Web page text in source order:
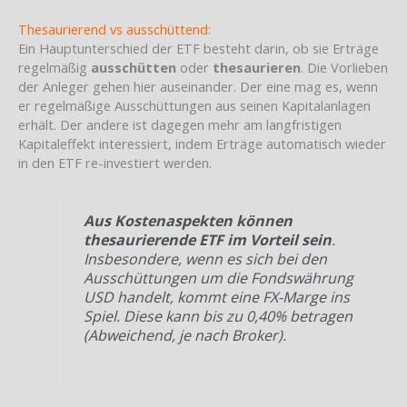
Thesaurierend vs ausschüttend:
Ein Hauptunterschied der ETF besteht darin, ob sie Erträge
regelmäßig ausschütten oder thesaurieren. Die Vorlieben
der Anleger gehen hier auseinander. Der eine mag es, wenn
er regelmäßige Ausschüttungen aus seinen Kapitalanlagen
erhält. Der andere ist dagegen mehr am langfristigen
Kapitaleffekt interessiert, indem Erträge automatisch wieder
in den ETF re-investiert werden.
Aus Kostenaspekten können
thesaurierende ETF im Vorteil sein.
Insbesondere, wenn es sich bei den
Ausschüttungen um die Fondswährung
USD handelt, kommt eine FX-Marge ins
Spiel. Diese kann bis zu 0,40% betragen
(Abweichend, je nach Broker).